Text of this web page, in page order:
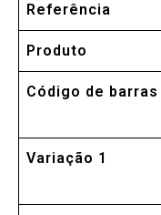
Referência
Produto
Código de barras
Variação 1